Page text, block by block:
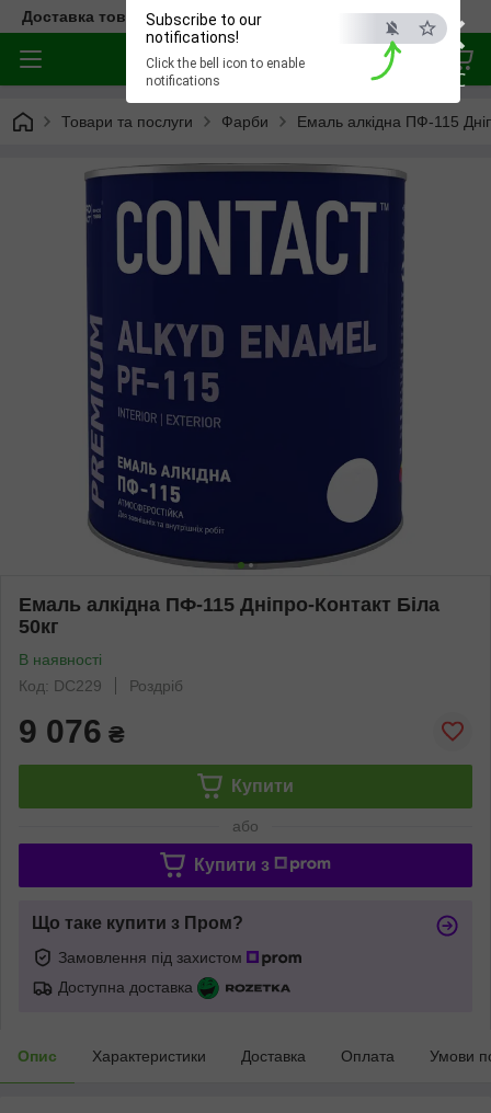
×
ESC
Subscribe to our
notifications!
Click the bell icon to enable
notifications
Доставка товара по всей Украине
Товари та послуги Фарби Емаль алкідна ПФ-115
Емаль алкідна ПФ-115 Дніпро-Контакт Біла
50кг
В наявності
Код: DC229
Роздріб
9 076 ₴
Купити
або
Купити з
Що таке купити з Пром?
Замовлення під захистом
Доступна доставка
Опис Характеристики Доставка Оплата Умови